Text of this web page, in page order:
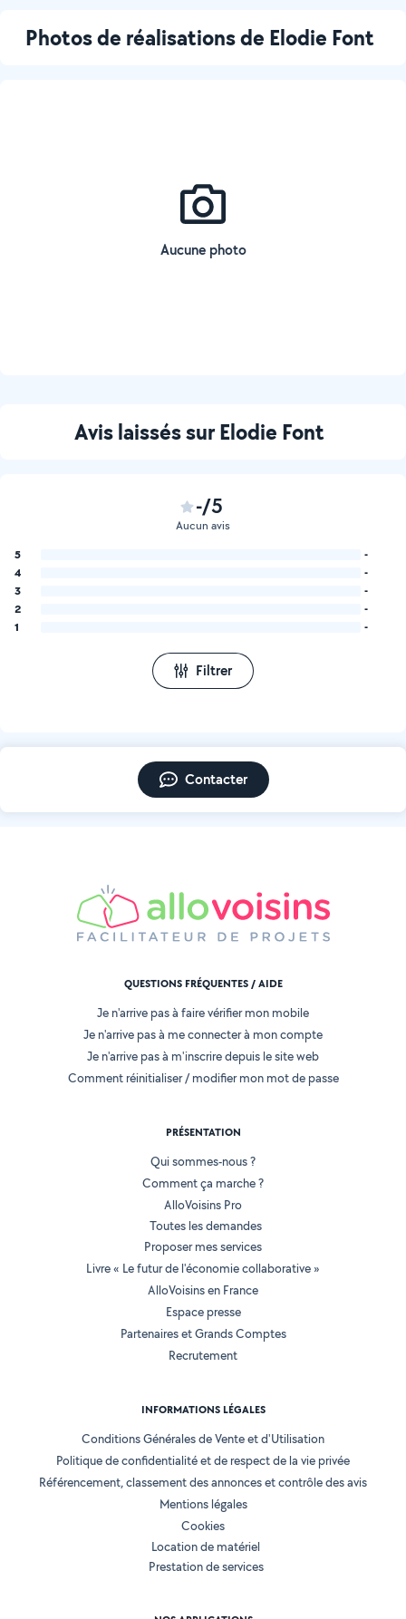
Photos de réalisations de Elodie Font
Aucune photo
Avis laissés sur Elodie Font
-/5
Aucun avis
5
-
4
-
3
-
2
-
1
-
Filtrer
Contacter
QUESTIONS FRÉQUENTES / AIDE
Je n'arrive pas à faire vérifier mon mobile
Je n'arrive pas à me connecter à mon compte
Je n'arrive pas à m'inscrire depuis le site web
Comment réinitialiser / modifier mon mot de passe
PRÉSENTATION
Qui sommes-nous ?
Comment ça marche ?
AlloVoisins Pro
Toutes les demandes
Proposer mes services
Livre « Le futur de l'économie collaborative »
AlloVoisins en France
Espace presse
Partenaires et Grands Comptes
Recrutement
INFORMATIONS LÉGALES
Conditions Générales de Vente et d'Utilisation
Politique de confidentialité et de respect de la vie privée
Référencement, classement des annonces et contrôle des avis
Mentions légales
Cookies
Location de matériel
Prestation de services